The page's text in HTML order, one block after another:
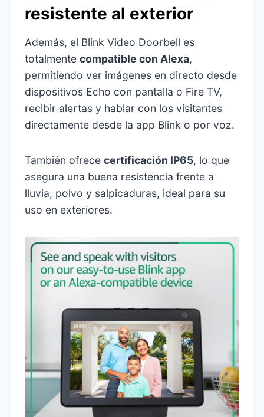
resistente al exterior
Además, el Blink Video Doorbell es
totalmentecompatible con Alexa,
permitiendo ver imágenes en directo desde
dispositivos Echo con pantalla o Fire TV,
recibir alertas y hablar con los visitantes
directamente desde la app Blink o por voz.
También ofrececertificación IP65, lo que
asegura una buena resistencia frente a
lluvia, polvo y salpicaduras, ideal para su
uso en exteriores.